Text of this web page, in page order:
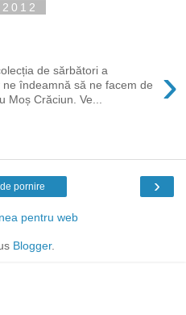
›
de sărbători a
îndeamnă să ne facem de
Moș Crăciun. Ve...
›
pornire
pentru web
Blogger.